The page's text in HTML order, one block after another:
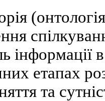
інформації
етапах
та